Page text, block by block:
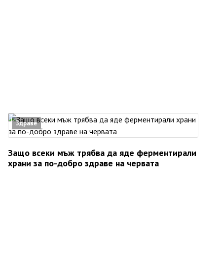
Здраве
Защо всеки мъж трябва да яде ферментирали
храни за по-добро здраве на червата